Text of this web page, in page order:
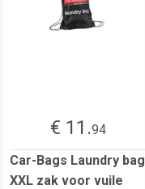
€ 11.94
Car-Bags Laundry bag
XXL zak voor vuile